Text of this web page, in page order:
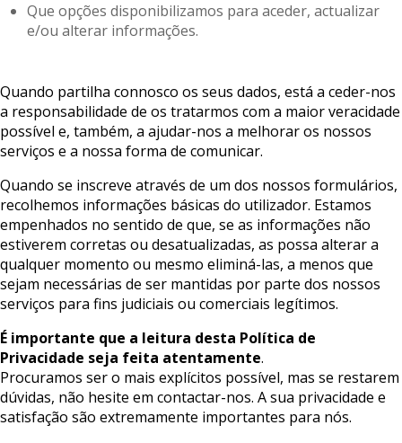
Que opções disponibilizamos para aceder, actualizar
e/ou alterar informações.
Quando partilha connosco os seus dados, está a ceder-nos
a responsabilidade de os tratarmos com a maior veracidade
possível e, também, a ajudar-nos a melhorar os nossos
serviços e a nossa forma de comunicar.
Quando se inscreve através de um dos nossos formulários,
recolhemos informações básicas do utilizador. Estamos
empenhados no sentido de que, se as informações não
estiverem corretas ou desatualizadas, as possa alterar a
qualquer momento ou mesmo eliminá-las, a menos que
sejam necessárias de ser mantidas por parte dos nossos
serviços para fins judiciais ou comerciais legítimos.
É importante que a leitura desta Política de
Privacidade seja feita atentamente.
Procuramos ser o mais explícitos possível, mas se restarem
dúvidas, não hesite em contactar-nos. A sua privacidade e
satisfação são extremamente importantes para nós.